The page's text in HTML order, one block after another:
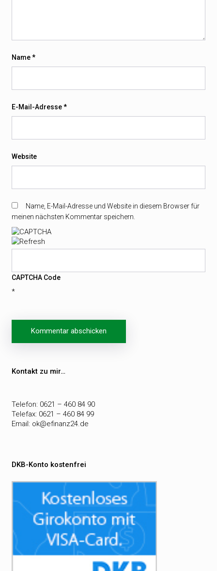
Name*
E-Mail-Adresse*
Website
Name, E-Mail-Adresse und Website in diesem Browser für
meinen nächsten Kommentar speichern.
CAPTCHA Code
*
Kontakt zu mir…
Telefon: 0621 – 460 84 90
Telefax: 0621 – 460 84 99
Email: ok@efinanz24.de
DKB-Konto kostenfrei